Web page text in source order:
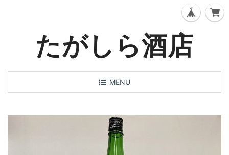
たがしら酒店
T
o
g
l
e
n
MENU